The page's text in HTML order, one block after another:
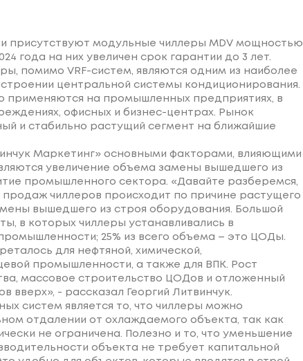
присутствуют модульные чиллеры MDV мощностью
года на них увеличен срок гарантии до 3 лет.
помимо VRF-систем, являются одним из наиболее
центральной системы кондиционирования.
применяются на промышленных предприятиях, в
офисных и бизнес-центрах. Рынок
и стабильно растущий сегмент на ближайшие
Маркетинг» основными факторами, влияющими
увеличение объема замены вышедшего из
промышленного сектора. «Давайте разберемся,
чиллеров происходит по причине растущего
вышедшего из строя оборудования. Большой
в которых чиллеры устанавливались в
25% из всего объема – это ЦОДы.
для нефтяной, химической,
промышленности, а также для ВПК. Рост
массовое строительство ЦОДов и отложенный
вверх», - рассказал Георгий Литвинчук.
систем является то, что чиллеры можно
отдалении от охлаждаемого объекта, так как
не ограничена. Полезно и то, что уменьшение
объекта не требует капитальной